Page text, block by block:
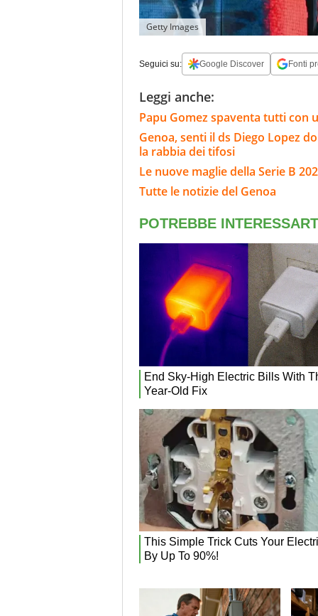
Getty Images
Seguici su: Google Discover Fonti
Leggi anche:
Papu Gomez spaventa tutti con
Genoa, senti il ds Diego Lopez
la rabbia dei tifosi
Le nuove maglie della Serie B
Tutte le notizie del Genoa